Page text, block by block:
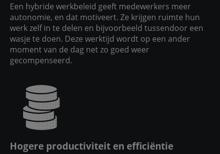
Een hybride werkbeleid geeft medewerkers meer
autonomie, en dat motiveert. Ze krijgen ruimte hun
werk zelf in te delen en bijvoorbeeld tussendoor een
wasje te doen. Deze werktijd wordt op een ander
moment van de dag net zo goed weer
gecompenseerd.
Hogere productiviteit en efficiëntie